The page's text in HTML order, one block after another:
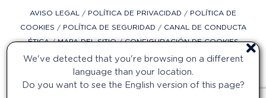
We've detected that you're browsing on a different
language than your location.
Do you want to see the English version of this page?
AVISO LEGAL / POLÍTICA DE PRIVACIDAD / POLÍTICA DE
COOKIES / POLÍTICA DE SEGURIDAD / CANAL DE CONDUCTA
ÉTICA/MAPA DEL SITIO/CONFIGURACIÓN DE COOKIES
DISEÑO WEB POR DIFADI.COM